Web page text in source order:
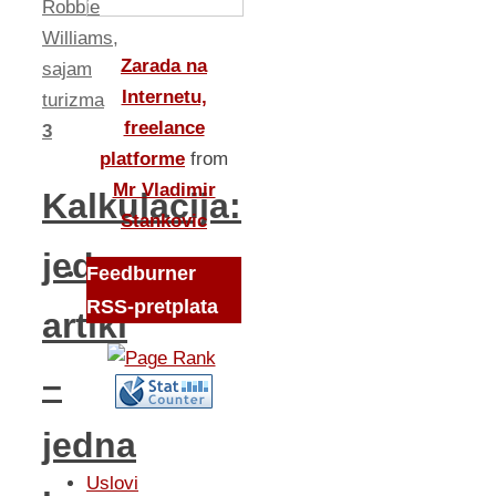
Robbie
Williams,
sajam
turizma
3
Kalkulacija:
jedan
artikl
–
jedna
Zarada na
Internetu,
freelance
platforme from
Mr Vladimir
Stankovic
Feedburner
RSS-pretplata
Uslovi